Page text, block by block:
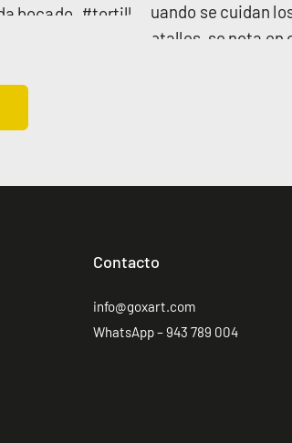
Contacto
info@goxart.com
WhatsApp – 943 789 004